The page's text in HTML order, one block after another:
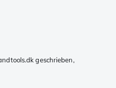
geschrieben,